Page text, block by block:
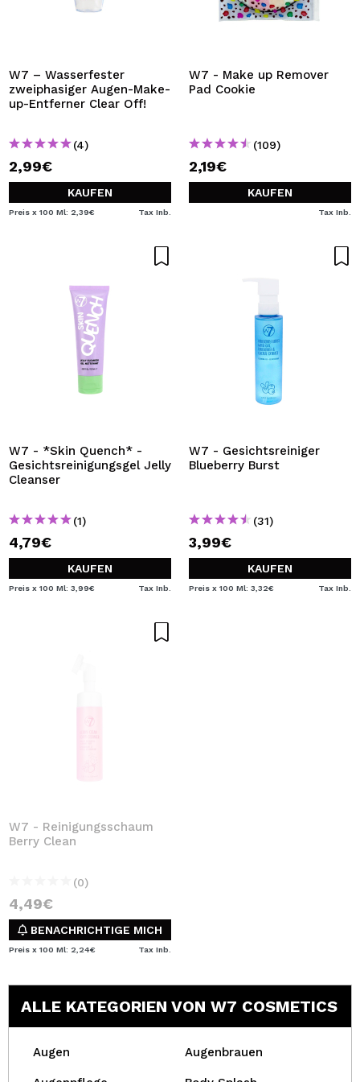
W7 – Wasserfester
zweiphasiger Augen-Make-
up-Entferner Clear Off!
(4)
2,99€
KAUFEN
Preis x 100 Ml: 2,39€ Tax Inb.
W7 - Make up Remover
Pad Cookie
(109)
2,19€
KAUFEN
Tax Inb.
W7 - *Skin Quench* -
Gesichtsreinigungsgel Jelly
Cleanser
(1)
4,79€
KAUFEN
Preis x 100 Ml: 3,99€ Tax Inb.
W7 - Gesichtsreiniger
Blueberry Burst
(31)
3,99€
KAUFEN
Preis x 100 Ml: 3,32€ Tax Inb.
W7 - Reinigungsschaum
Berry Clean
(0)
4,49€
BENACHRICHTIGE MICH
Preis x 100 Ml: 2,24€ Tax Inb.
ALLE KATEGORIEN VON W7 COSMETICS
Augen Augenbrauen